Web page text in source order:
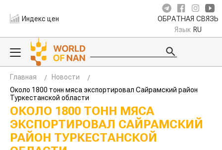
Индекс цен ОБРАТНАЯ СВЯЗЬ
Язык RU
Главная
Новости
Около 1800 тонн мяса экспортировал Сайрамский район
Туркестанской области
ОКОЛО 1800 ТОНН МЯСА
ЭКСПОРТИРОВАЛ САЙРАМСКИЙ
РАЙОН ТУРКЕСТАНСКОЙ